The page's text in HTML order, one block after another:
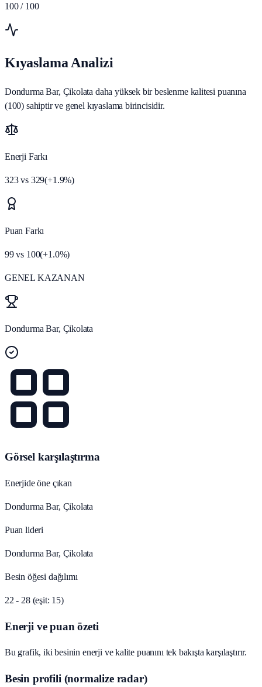
100 / 100
Kıyaslama Analizi
Dondurma Bar, Çikolata daha yüksek bir beslenme kalitesi puanına
(100) sahiptir ve genel kıyaslama birincisidir.
Enerji Farkı
323vs 329(+1.9%)
Puan Farkı
99vs 100(+1.0%)
GENEL KAZANAN
Dondurma Bar, Çikolata
Görsel karşılaştırma
Enerjide öne çıkan
Dondurma Bar, Çikolata
Puan lideri
Dondurma Bar, Çikolata
Besin öğesi dağılımı
22 - 28 (eşit: 15)
Enerji ve puan özeti
Bu grafik, iki besinin enerji ve kalite puanını tek bakışta karşılaştırır.
Besin profili (normalize radar)